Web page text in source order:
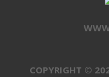
COPYRIGHT ©